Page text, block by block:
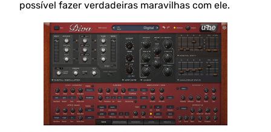
possível fazer verdadeiras maravilhas com ele.